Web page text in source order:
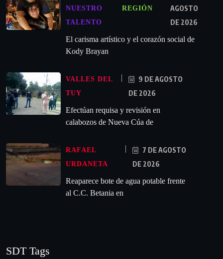
NUESTRO
TALENTO
REGIÓN
AGOSTO
DE 2026
El carisma artístico y el corazón social de
Kody Brayan
VALLES DEL
TUY
9 DE AGOSTO
DE 2026
Efectúan requisa y revisión en
calabozos de Nueva Cúa de
RAFAEL
URDANETA
7 DE AGOSTO
DE 2026
Reaparece bote de agua potable frente
al C.C. Betania en
SDT Tags